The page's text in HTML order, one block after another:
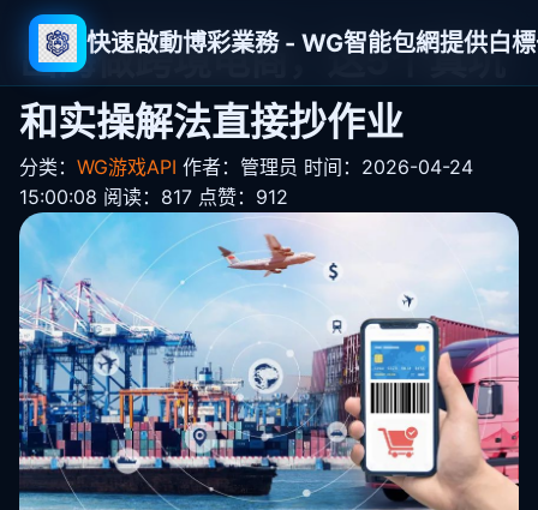
快速啟動博彩業務 - WG智能包網提供白
出海做跨境电商，这5个真坑
和实操解法直接抄作业
分类： WG游戏API 作者：管理员 时间：2026-04-24
15:00:08 阅读：817 点赞：912